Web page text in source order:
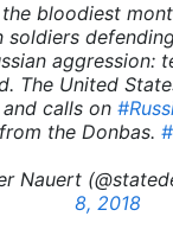
bloodiest
soldiers
aggression:
The United
calls on
the Donbas.
Nauert
8, 2018